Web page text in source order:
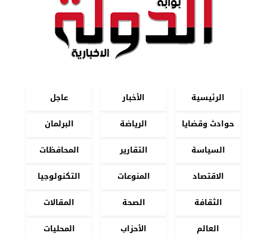
الرئيسية الأخبار
عاجل
حوادث وقضايا
الرياضة
البرلمان
السياسة
التقارير
المحافظات
الاقتصاد
المنوعات
التكنولوجيا
الثقافة
الصحة
المقالات
العالم
الأحزاب المحليات